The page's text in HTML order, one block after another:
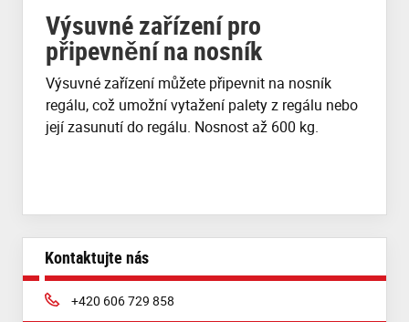
Výsuvné zařízení pro
připevnění na nosník
Výsuvné zařízení můžete připevnit na nosník
regálu, což umožní vytažení palety z regálu nebo
její zasunutí do regálu. Nosnost až 600 kg.
Kontaktujte nás
Phone:
+420 606 729 858